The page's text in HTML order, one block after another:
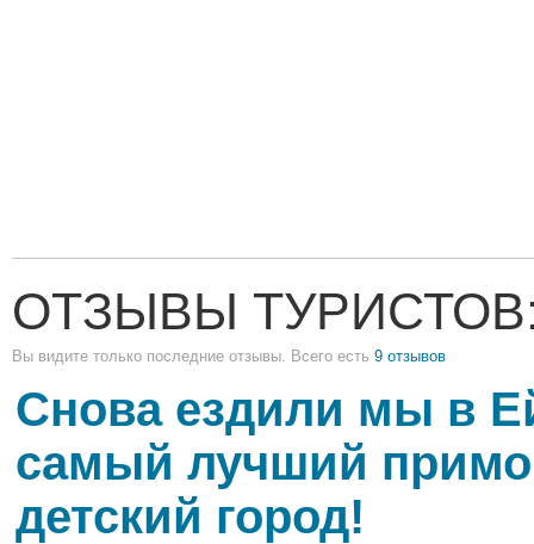
ОТЗЫВЫ
Вы видите только последние отзывы. Всего есть 9 отзывов
Снова ездили мы в
самый лучший
детский город!